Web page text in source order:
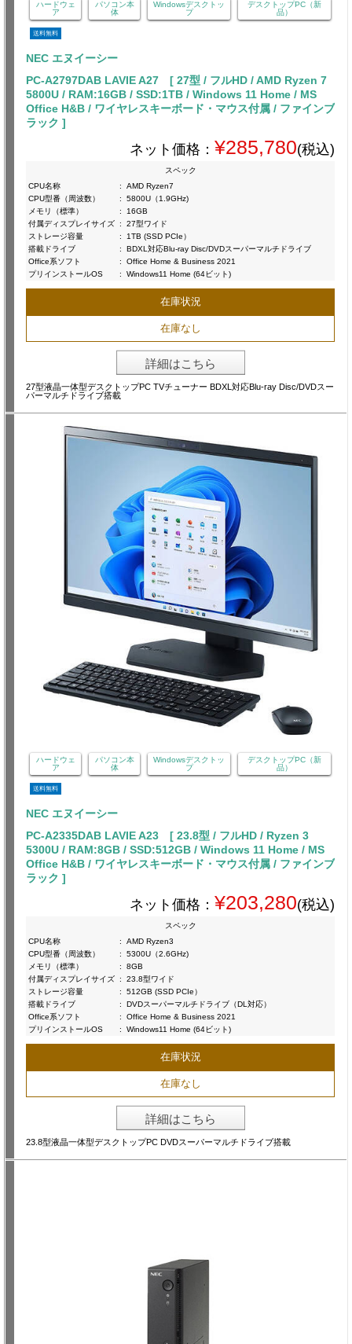
ハードウェ
ア
パソコン本
体
Windowsデスクトッ
プ
デスクトップPC（新
品）
送料無料
NEC エヌイーシー
PC-A2797DAB LAVIE A27 [ 27型 / フルHD / AMD Ryzen 7
5800U / RAM:16GB / SSD:1TB / Windows 11 Home / MS
Office H&B / ワイヤレスキーボード・マウス付属 / ファインブ
ラック ]
ネット価格： ¥285,780(税込)
スペック
CPU名称
:
AMD Ryzen7
CPU型番（周波数）
:
5800U（1.9GHz)
メモリ（標準）
:
16GB
付属ディスプレイサイズ :
27型ワイド
ストレージ容量
:
1TB (SSD PCIe）
搭載ドライブ
:
BDXL対応Blu-ray Disc/DVDスーパーマルチドライブ
Office系ソフト
:
Office Home & Business 2021
プリインストールOS
: Windows11 Home (64ビット)
在庫状況
在庫なし
詳細はこちら
27型液晶一体型デスクトップPC TVチューナー BDXL対応Blu-ray Disc/DVDスー
パーマルチドライブ搭載
ハードウェ
ア
パソコン本
体
Windowsデスクトッ
プ
デスクトップPC（新
品）
送料無料
NEC エヌイーシー
PC-A2335DAB LAVIE A23 [ 23.8型 / フルHD / Ryzen 3
5300U / RAM:8GB / SSD:512GB / Windows 11 Home / MS
Office H&B / ワイヤレスキーボード・マウス付属 / ファインブ
ラック ]
ネット価格： ¥203,280(税込)
スペック
CPU名称
:
AMD Ryzen3
CPU型番（周波数）
:
5300U（2.6GHz)
メモリ（標準）
:
8GB
付属ディスプレイサイズ :
23.8型ワイド
ストレージ容量
:
512GB (SSD PCIe）
搭載ドライブ
:
DVDスーパーマルチドライブ（DL対応）
Office系ソフト
:
Office Home & Business 2021
プリインストールOS
: Windows11 Home (64ビット)
在庫状況
在庫なし
詳細はこちら
23.8型液晶一体型デスクトップPC DVDスーパーマルチドライブ搭載